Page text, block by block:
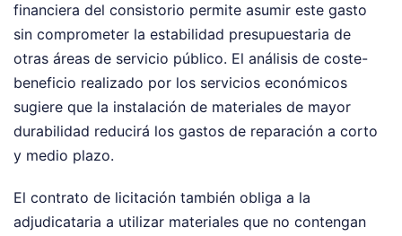
financiera del consistorio permite asumir este gasto
sin comprometer la estabilidad presupuestaria de
otras áreas de servicio público. El análisis de coste-
beneficio realizado por los servicios económicos
sugiere que la instalación de materiales de mayor
durabilidad reducirá los gastos de reparación a corto
y medio plazo.
El contrato de licitación también obliga a la
adjudicataria a utilizar materiales que no contengan